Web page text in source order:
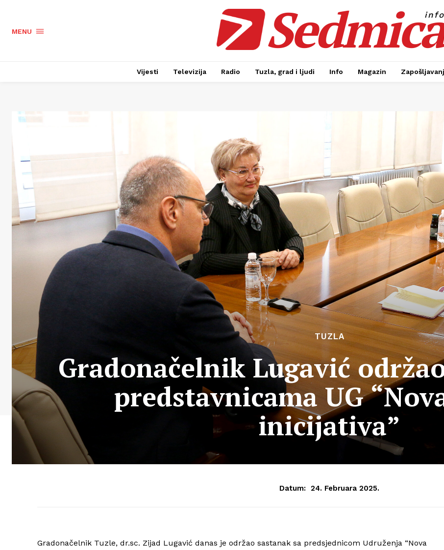
MENU Sedmica
info
Vijesti Televizija Radio Tuzla, grad i ljudi Info Magazin
TUZLA
Gradonačelnik Lugavić
predstavnicama UG
inicijativa”
Datum: 24. Februara 2025.
Gradonačelnik Tuzle, dr.sc. Zijad Lugavić danas je održao sastanak sa predsjednicom Udruženja “Nova